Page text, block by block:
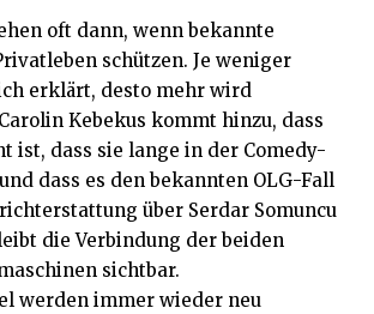
oft dann, wenn bekannte
schützen. Je weniger
erklärt, desto mehr wird
Kebekus kommt hinzu, dass
ist, dass sie lange in der Comedy-
dass es den bekannten OLG-Fall
über Serdar Somuncu
die Verbindung der beiden
sichtbar.
werden immer wieder neu